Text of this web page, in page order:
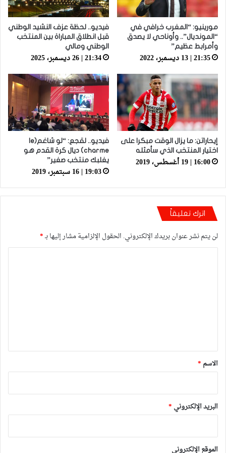
مورينيو: “المغرب خرافي في
“المونديال”.. وأوناحي لا يصدق
وأمرابط عظيم”
21:35 | 13 ديسمبر، 2022
فيديو.. لحظة عزف النشيد الوطني
قبل انطلاق المباراة بين المنتخب
الوطني ومالي
21:34 | 26 ديسمبر، 2025
إيحاراتن: ما يزال الوقت مبكرا على
اختيار المنتخب الذي سأمثله
16:00 | 19 أغسطس، 2019
فيديو.. لقجع: “لو شاغم(le
charme) ديال كرة القدم هو
يغلبك منتخب صغير”
19:03 | 16 سبتمبر، 2019
اترك تعليقاً
لن يتم نشر عنوان بريدك الإلكتروني. الحقول الإلزامية مشار إليها بـ*
*
الاسم *
البريد الإلكتروني *
الموقع الإلكتروني